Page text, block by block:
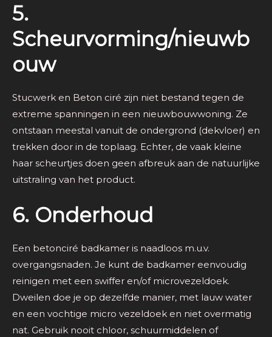
5.
Scheurvorming/nieuwb
ouw
Stucwerk en Beton ciré zijn niet bestand tegen de
extreme spanningen in een nieuwbouwwoning. Ze
ontstaan meestal vanuit de ondergrond (dekvloer) en
trekken door in de toplaag. Echter, de vaak kleine
haar scheurtjes doen geen afbreuk aan de natuurlijke
uitstraling van het product.
6. Onderhoud
Een betonciré badkamer is naadloos m.u.v.
overgangsnaden. Je kunt de badkamer eenvoudig
reinigen met een swiffer en/of microvezeldoek.
Dweilen doe je op dezelfde manier, met lauw water
en een vochtige micro vezeldoek en niet overmatig
nat. Gebruik nooit chloor, schuurmiddelen of